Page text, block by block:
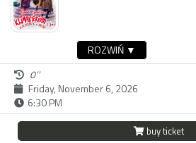
ROZWIŃ ▼
0''
Friday, November 6, 2026
6:30 PM
buy ticket